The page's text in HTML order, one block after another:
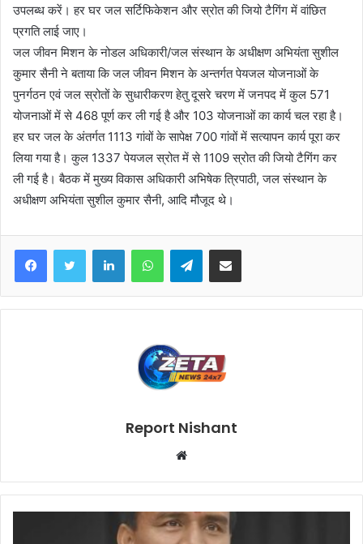
उपलब्ध करें। हर घर जल सर्टिफिकेशन और स्रोत की जियो टैगिंग में वांछित
प्रगति लाई जाए।
जल जीवन मिशन के नोडल अधिकारी/जल संस्थान के अधीक्षण अभियंता सुशील
कुमार सैनी ने बताया कि जल जीवन मिशन के अन्तर्गत पेयजल योजनाओं के
पुनर्गठन एवं जल स्रोतों के सुधारीकरण हेतु दूसरे चरण में जनपद में कुल 571
योजनाओं में से 468 पूर्ण कर ली गई है और 103 योजनाओं का कार्य चल रहा है।
हर घर जल के अंतर्गत 1113 गांवों के सापेक्ष 700 गांवों में सत्यापन कार्य पूरा कर
लिया गया है। कुल 1337 पेयजल स्रोत में से 1109 स्रोत की जियो टैगिंग कर
ली गई है। बैठक में मुख्य विकास अधिकारी अभिषेक त्रिपाठी, जल संस्थान के
अधीक्षण अभियंता सुशील कुमार सैनी, आदि मौजूद थे।
Telegram
Report Nishant
b
s